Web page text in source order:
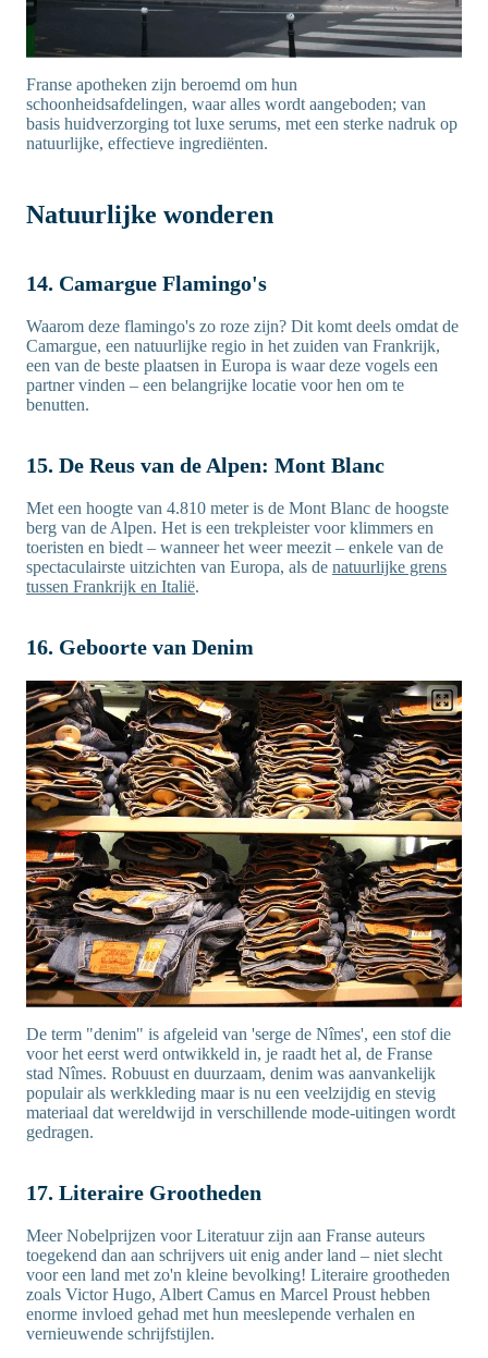
Franse apotheken zijn beroemd om hun
schoonheidsafdelingen, waar alles wordt aangeboden; van
basis huidverzorging tot luxe serums, met een sterke nadruk op
natuurlijke, effectieve ingrediënten.
Natuurlijke wonderen
14. Camargue Flamingo's
Waarom deze flamingo's zo roze zijn? Dit komt deels omdat de
Camargue, een natuurlijke regio in het zuiden van Frankrijk,
een van de beste plaatsen in Europa is waar deze vogels een
partner vinden – een belangrijke locatie voor hen om te
benutten.
15. De Reus van de Alpen: Mont Blanc
Met een hoogte van 4.810 meter is de Mont Blanc de hoogste
berg van de Alpen. Het is een trekpleister voor klimmers en
toeristen en biedt – wanneer het weer meezit – enkele van de
spectaculairste uitzichten van Europa, als de natuurlijke grens
tussen Frankrijk en Italië.
16. Geboorte van Denim
De term "denim" is afgeleid van 'serge de Nîmes', een stof die
voor het eerst werd ontwikkeld in, je raadt het al, de Franse
stad Nîmes. Robuust en duurzaam, denim was aanvankelijk
populair als werkkleding maar is nu een veelzijdig en stevig
materiaal dat wereldwijd in verschillende mode-uitingen wordt
gedragen.
17. Literaire Grootheden
Meer Nobelprijzen voor Literatuur zijn aan Franse auteurs
toegekend dan aan schrijvers uit enig ander land – niet slecht
voor een land met zo'n kleine bevolking! Literaire grootheden
zoals Victor Hugo, Albert Camus en Marcel Proust hebben
enorme invloed gehad met hun meeslepende verhalen en
vernieuwende schrijfstijlen.